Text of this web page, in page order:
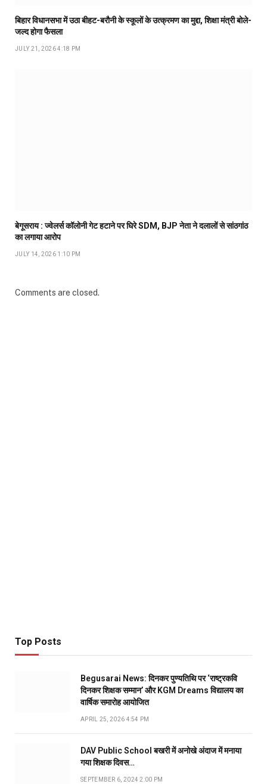
बिहार विधानसभा में उठा बीहट-बरौनी के स्कूलों के उत्क्रमण का मुद्दा, शिक्षा मंत्री बोले-
जल्द होगा फैसला
JULY 21, 2026 4:18 PM
बेगूसराय : ज्वेलर्स कॉलोनी गेट हटाने पर घिरे SDM, BJP नेता ने दलालों से सांठगांठ
का लगाया आरोप
JULY 14, 2026 1:10 PM
Comments are closed.
Top Posts
Begusarai News: दिनकर पुण्यतिथि पर ‘राष्ट्रकवि
दिनकर शिक्षक सम्मान’ और KGM Dreams विद्यालय का
वार्षिक समारोह आयोजित
APRIL 25, 2026 4:54 PM
DAV Public School बखरी में अनोखे अंदाज में मनाया
गया शिक्षक दिवस…
SEPTEMBER 6, 2024 2:00 PM